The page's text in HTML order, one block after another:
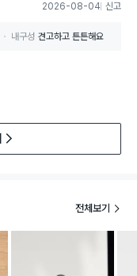
2026-08-04 신고
내구성 견고하고 튼튼해요
전체보기